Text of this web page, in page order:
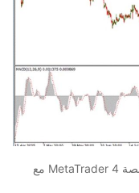
مؤشر MACD مُطبَّقًا على رسم بياني في منصة MetaTrader 4 مع